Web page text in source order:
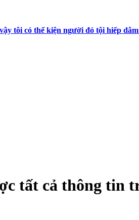
tôi có thể kiện người đó tội hiếp
tất cả thông tin